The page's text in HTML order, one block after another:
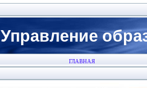
Управление
ГЛАВНАЯ